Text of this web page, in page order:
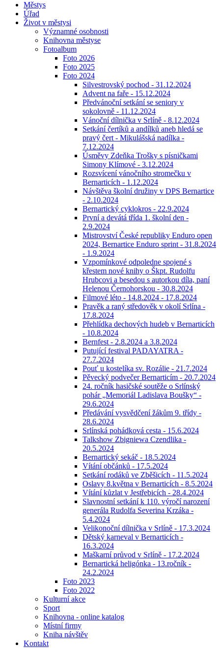
Městys
Úřad
Život v městysi
Významné osobnosti
Knihovna městyse
Fotoalbum
Foto 2026
Foto 2025
Foto 2024
Silvestrovský pochod - 31.12.2024
Advent na faře - 15.12.2024
Předvánoční setkání se seniory v
sokolovně - 11.12.2024
Vánoční dílnička v Srlíně - 8.12.2024
Setkání čertíků a andílků aneb hledá se
pravý čert - Mikulášská nadílka -
7.12.2024
Úsměvy Zdeňka Trošky s písničkami
Simony Klímové - 3.12.2024
Rozsvícení vánočního stromečku v
Bernarticích - 1.12.2024
Návštěva školní družiny v DPS Bernartice
- 2.10.2024
Bernartický cyklokros - 22.9.2024
První a devátá třída 1. školní den -
2.9.2024
Mistrovství České republiky Enduro open
2024, Bernartice Enduro sprint - 31.8.2024
- 1.9.2024
Vzpomínkové odpoledne spojené s
křestem nové knihy o Škpt. Rudolfu
Hrubcovi a besedou s autorkou díla, paní
Helenou Černohorskou - 30.8.2024
Filmové léto - 14.8.2024 - 17.8.2024
Pravěk a raný středověk v okolí Srlína -
17.8.2024
Přehlídka dechových hudeb v Bernarticích
- 10.8.2024
Bernfest - 2.8.2024 a 3.8.2024
Putující festival PADAYATRA -
27.7.2024
Pouť u kostelíka sv. Rozálie - 21.7.2024
Pěvecký podvečer Bernarticím - 20.7.2024
24. ročník hasičské soutěže o Srlínský
pohár „Memoriál Ladislava Boušky“ -
29.6.2024
Předávání vysvědčení žákům 9. třídy -
28.6.2024
Srlínská pohádková cesta - 15.6.2024
Talkshow Zbigniewa Czendlika -
20.5.2024
Bernartický sekáč - 18.5.2024
Vítání občánků - 17.5.2024
Setkání rodáků ve Zběšicích - 11.5.2024
Oslavy 8.května v Bernarticích - 8.5.2024
Vítání kůzlat v Jestřebicích - 28.4.2024
Slavnostní setkání k 110. výročí narození
generála Rudolfa Severina Krzáka -
5.4.2024
Velikonoční dílnička v Srlíně - 17.3.2024
Dětský karneval v Bernarticích -
16.3.2024
Maškarní průvod v Srlíně - 17.2.2024
Bernartická heligónka - 13.ročník -
24.2.2024
Foto 2023
Foto 2022
Kulturní akce
Sport
Knihovna - online katalog
Místní firmy
Kniha návštěv
Kontakt